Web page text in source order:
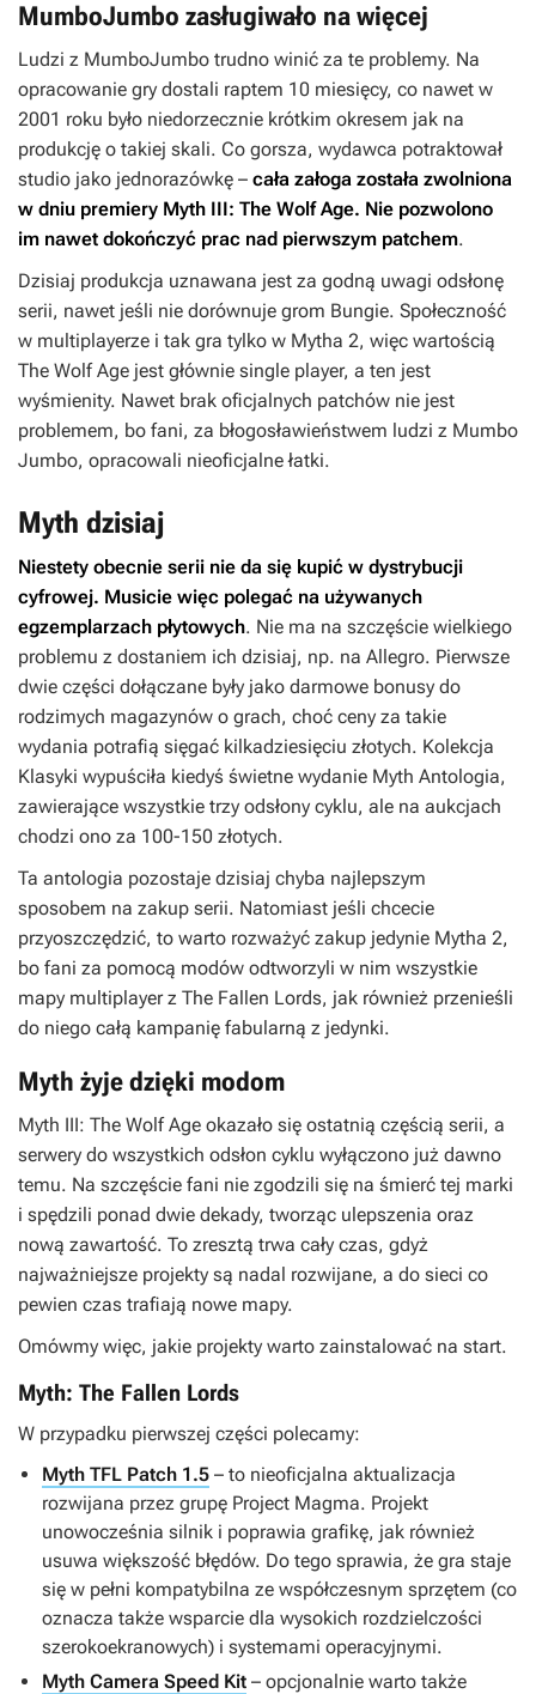
MumboJumbo zasługiwało na więcej
Ludzi z MumboJumbo trudno winić za te problemy. Na
opracowanie gry dostali raptem 10 miesięcy, co nawet w
2001 roku było niedorzecznie krótkim okresem jak na
produkcję o takiej skali. Co gorsza, wydawca potraktował
studio jako jednorazówkę – cała załoga została zwolniona
w dniu premiery Myth III: The Wolf Age. Nie pozwolono
im nawet dokończyć prac nad pierwszym patchem.
Dzisiaj produkcja uznawana jest za godną uwagi odsłonę
serii, nawet jeśli nie dorównuje grom Bungie. Społeczność
w multiplayerze i tak gra tylko w Mytha 2, więc wartością
The Wolf Age jest głównie single player, a ten jest
wyśmienity. Nawet brak oficjalnych patchów nie jest
problemem, bo fani, za błogosławieństwem ludzi z Mumbo
Jumbo, opracowali nieoficjalne łatki.
Myth dzisiaj
Niestety obecnie serii nie da się kupić w dystrybucji
cyfrowej. Musicie więc polegać na używanych
egzemplarzach płytowych. Nie ma na szczęście wielkiego
problemu z dostaniem ich dzisiaj, np. na Allegro. Pierwsze
dwie części dołączane były jako darmowe bonusy do
rodzimych magazynów o grach, choć ceny za takie
wydania potrafią sięgać kilkadziesięciu złotych. Kolekcja
Klasyki wypuściła kiedyś świetne wydanie Myth Antologia,
zawierające wszystkie trzy odsłony cyklu, ale na aukcjach
chodzi ono za 100-150 złotych.
Ta antologia pozostaje dzisiaj chyba najlepszym
sposobem na zakup serii. Natomiast jeśli chcecie
przyoszczędzić, to warto rozważyć zakup jedynie Mytha 2,
bo fani za pomocą modów odtworzyli w nim wszystkie
mapy multiplayer z The Fallen Lords, jak również przenieśli
do niego całą kampanię fabularną z jedynki.
Myth żyje dzięki modom
Myth III: The Wolf Age okazało się ostatnią częścią serii, a
serwery do wszystkich odsłon cyklu wyłączono już dawno
temu. Na szczęście fani nie zgodzili się na śmierć tej marki
i spędzili ponad dwie dekady, tworząc ulepszenia oraz
nową zawartość. To zresztą trwa cały czas, gdyż
najważniejsze projekty są nadal rozwijane, a do sieci co
pewien czas trafiają nowe mapy.
Omówmy więc, jakie projekty warto zainstalować na start.
Myth: The Fallen Lords
W przypadku pierwszej części polecamy:
Myth TFL Patch 1.5 – to nieoficjalna aktualizacja
rozwijana przez grupę Project Magma. Projekt
unowocześnia silnik i poprawia grafikę, jak również
usuwa większość błędów. Do tego sprawia, że gra staje
się w pełni kompatybilna ze współczesnym sprzętem (co
oznacza także wsparcie dla wysokich rozdzielczości
szerokoekranowych) i systemami operacyjnymi.
Myth Camera Speed Kit – opcjonalnie warto także